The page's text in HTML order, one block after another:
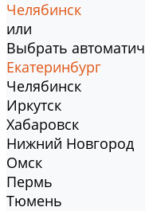
Челябинск
или
Выбрать
Екатеринбург
Челябинск
Иркутск
Хабаровск
Нижний Новгород
Омск
Пермь
Тюмень